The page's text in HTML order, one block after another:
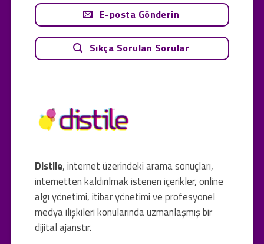
Distile, internet üzerindeki arama sonuçları,
internetten kaldırılmak istenen içerikler, online
algı yönetimi, itibar yönetimi ve profesyonel
medya ilişkileri konularında uzmanlaşmış bir
dijital ajanstır.
E-posta Gönderin
Sıkça Sorulan Sorular